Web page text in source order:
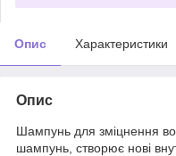
Опис Характеристики
Опис
Шампунь для зміцнення
шампунь, створює нові